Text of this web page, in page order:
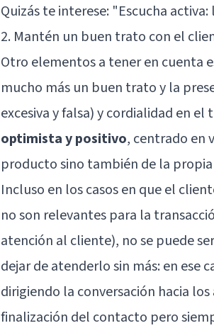
Quizás te interese: "Escucha
2. Mantén un buen trato con el
Otro elementos a tener en cuenta
mucho más un buen trato y la
excesiva y falsa) y cordialidad en
optimista y positivo, centrado en
producto sino también de la
Incluso en los casos en que el
no son relevantes para la
atención al cliente), no se puede
dejar de atenderlo sin más: en ese
dirigiendo la conversación hacia
finalización del contacto pero